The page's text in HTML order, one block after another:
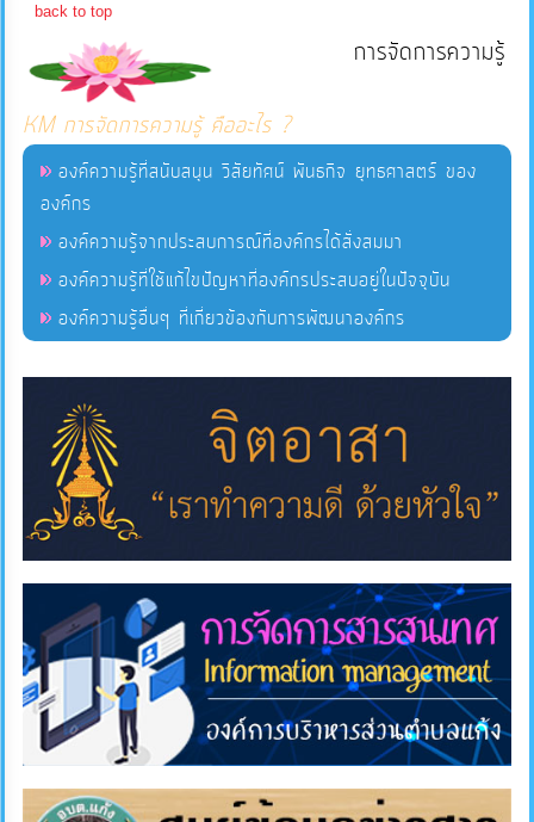
งบ
ประมาณ
ประจำ
ปี
การ
บริหาร
พัฒนา
ทรัพยากร
การ
ส่ง
เสริม
ความ
โปร่งใส
การ
จัด
ซื้อ
จัด
back to top
การจัดการความรู้
KM การจัดการความรู้ คืออะไร ?
องค์ความรู้ที่สนับสนุน วิสัยทัศน์ พันธกิจ ยุทธศาสตร์ ของ
องค์กร
องค์ความรู้จากประสบการณ์ที่องค์กรได้สั่งสมมา
องค์ความรู้ที่ใช้แก้ไขปัญหาที่องค์กรประสบอยู่ในปัจจุบัน
องค์ความรู้อื่นๆ ที่เกี่ยวข้องกับการพัฒนาองค์กร